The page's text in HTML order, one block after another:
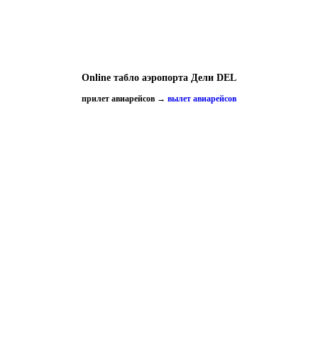
Online табло аэропорта Дели DEL
прилет авиарейсов → вылет авиарейсов